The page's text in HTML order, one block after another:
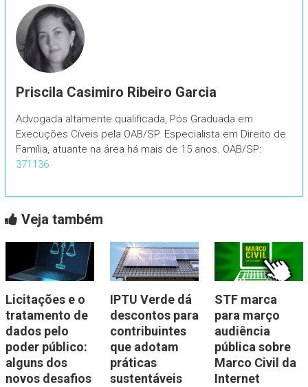
Priscila Casimiro Ribeiro Garcia
Advogada altamente qualificada, Pós Graduada em
Execuções Cíveis pela OAB/SP. Especialista em Direito de
Família, atuante na área há mais de 15 anos. OAB/SP:
371136
Veja também
Licitações e o
tratamento de
dados pelo
poder público:
alguns dos
novos desafios
IPTU Verde dá
descontos para
contribuintes
que adotam
práticas
sustentáveis
STF marca
para março
audiência
pública sobre
Marco Civil da
Internet